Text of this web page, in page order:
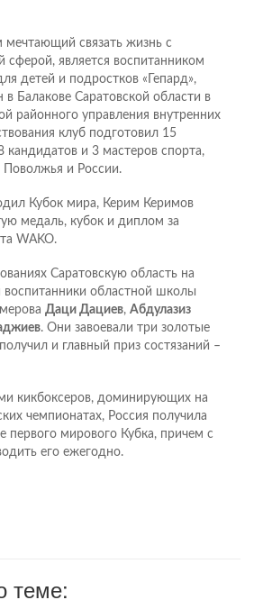
мечтающий связать жизнь с
сферой, является воспитанником
детей и подростков «Гепард»,
Балакове Саратовской области в
районного управления внутренних
клуб подготовил 15
кандидатов и 3 мастеров спорта,
Поволжья и России.
Кубок мира, Керим Керимов
медаль, кубок и диплом за
WAKO.
Саратовскую область на
воспитанники областной школы
Даци Дациев, Абдулазиз
. Они завоевали три золотые
и главный приз состязаний –
кикбоксеров, доминирующих на
чемпионатах, Россия получила
первого мирового Кубка, причем с
его ежегодно.
теме: